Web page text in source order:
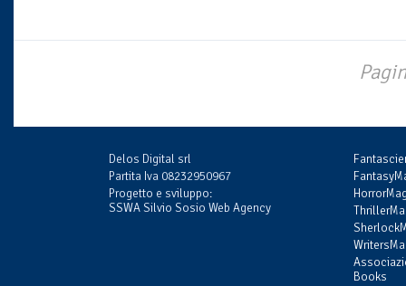
Delos Digital srl
Partita Iva 08232950967
Progetto e sviluppo:
SSWA Silvio Sosio Web Agency
Books